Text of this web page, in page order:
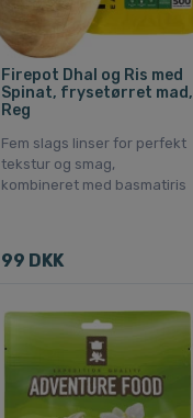
Firepot Dhal og Ris med
Spinat, frysetørret mad,
Reg
Fem slags linser for perfekt
tekstur og smag,
kombineret med basmatiris
99 DKK